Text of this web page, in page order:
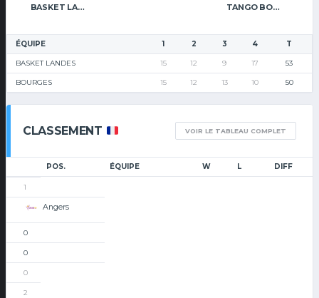
BASKET LANDES TANGO BOURGES BASKET
ÉQUIPE 1 2 3 4 T
BASKET LANDES 15 12 9 17 53
BOURGES 15 12 13 10 50
CLASSEMENT VOIR LE TABLEAU COMPLET
POS. ÉQUIPE W L DIFF
1
Angers
0
0
0
2